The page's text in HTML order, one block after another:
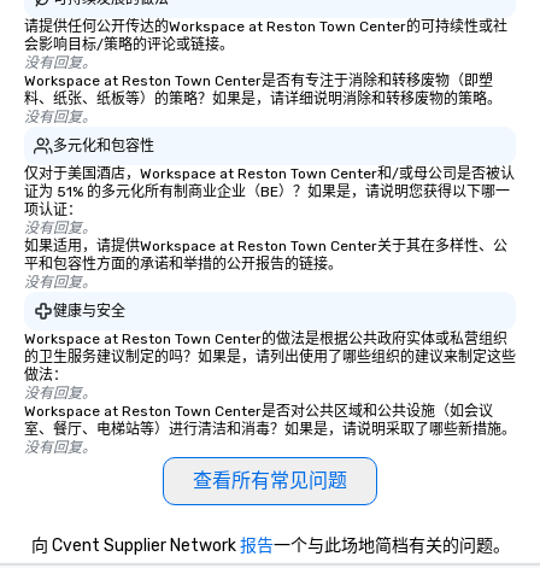
请提供任何公开传达的Workspace at Reston Town Center的可持续性或社
会影响目标/策略的评论或链接。
没有回复。
Workspace at Reston Town Center是否有专注于消除和转移废物（即塑
料、纸张、纸板等）的策略？如果是，请详细说明消除和转移废物的策略。
没有回复。
多元化和包容性
仅对于美国酒店，Workspace at Reston Town Center和/或母公司是否被认
证为 51% 的多元化所有制商业企业（BE）？如果是，请说明您获得以下哪一
项认证：
没有回复。
如果适用，请提供Workspace at Reston Town Center关于其在多样性、公
平和包容性方面的承诺和举措的公开报告的链接。
没有回复。
健康与安全
Workspace at Reston Town Center的做法是根据公共政府实体或私营组织
的卫生服务建议制定的吗？如果是，请列出使用了哪些组织的建议来制定这些
做法：
没有回复。
Workspace at Reston Town Center是否对公共区域和公共设施（如会议
室、餐厅、电梯站等）进行清洁和消毒？如果是，请说明采取了哪些新措施。
没有回复。
查看所有常见问题
向 Cvent Supplier Network报告一个与此场地简档有关的问题。